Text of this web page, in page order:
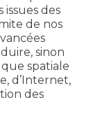
des
de nos
sinon
spatiale
d’Internet,
des